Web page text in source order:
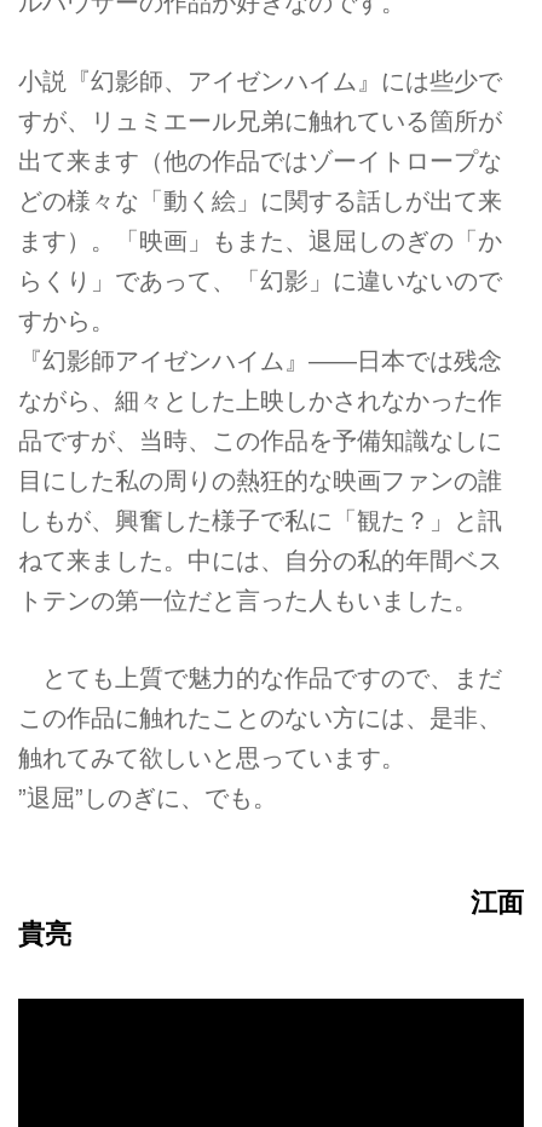
小説『幻影師、アイゼンハイム』には些少で
すが、リュミエール兄弟に触れている箇所が
出て来ます（他の作品ではゾーイトロープな
どの様々な「動く絵」に関する話しが出て来
ます）。「映画」もまた、退屈しのぎの「か
らくり」であって、「幻影」に違いないので
すから。
『幻影師アイゼンハイム』――日本では残念
ながら、細々とした上映しかされなかった作
品ですが、当時、この作品を予備知識なしに
目にした私の周りの熱狂的な映画ファンの誰
しもが、興奮した様子で私に「観た？」と訊
ねて来ました。中には、自分の私的年間ベス
トテンの第一位だと言った人もいました。
とても上質で魅力的な作品ですので、まだ
この作品に触れたことのない方には、是非、
触れてみて欲しいと思っています。
”退屈”しのぎに、でも。
江面
貴亮